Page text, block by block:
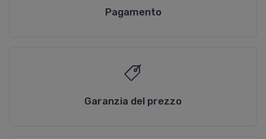
Pagamento
Garanzia del prezzo